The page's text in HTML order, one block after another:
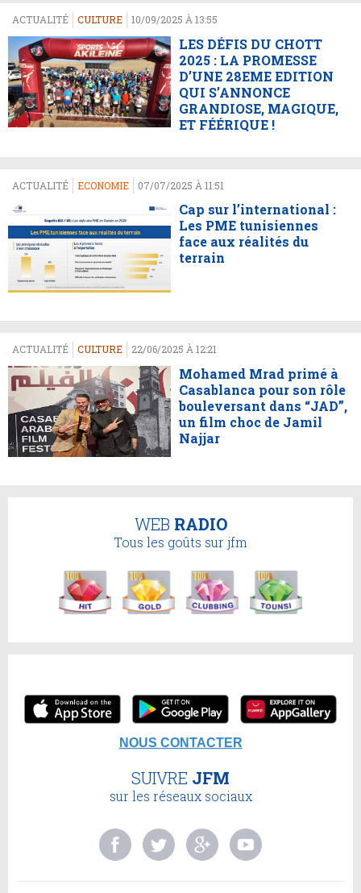
ACTUALITÉ CULTURE 10/09/2025 À 13:55
LES DÉFIS DU CHOTT
2025 : LA PROMESSE
D’UNE 28EME EDITION
QUI S’ANNONCE
GRANDIOSE, MAGIQUE,
ET FÉÉRIQUE !
ACTUALITÉ ECONOMIE 07/07/2025 À 11:51
Cap sur l’international :
Les PME tunisiennes
face aux réalités du
terrain
ACTUALITÉ CULTURE 22/06/2025 À 12:21
Mohamed Mrad primé à
Casablanca pour son rôle
bouleversant dans “JAD”,
un film choc de Jamil
Najjar
WEB RADIO
Tous les goûts sur jfm
NOUS CONTACTER
SUIVRE JFM
sur les réseaux sociaux